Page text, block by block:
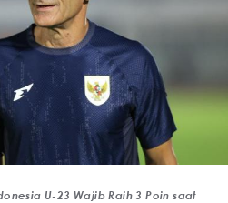
U-23 Wajib Raih 3 Poin saat